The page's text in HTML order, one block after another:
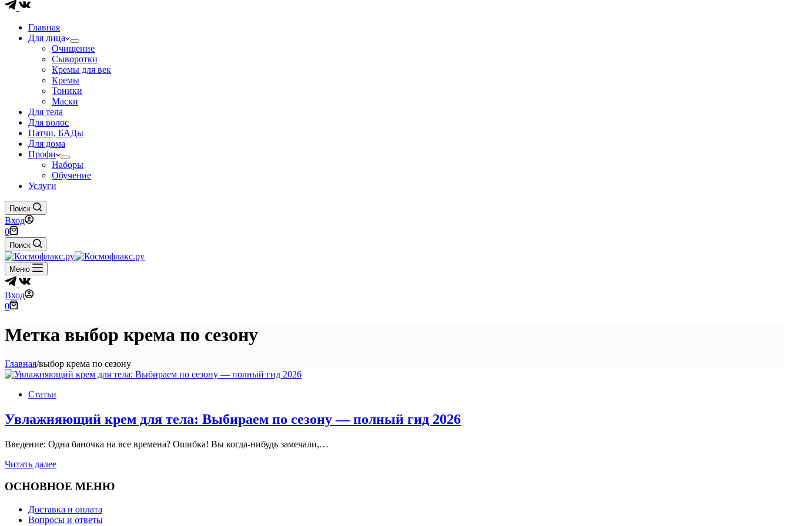
Главная
Для лица
Очищение
Сыворотки
Кремы для век
Кремы
Тоники
Маски
Для тела
Для волос
Патчи, БАДы
Для дома
Профи
Наборы
Обучение
Услуги
Поиск
Вход
Корзина
0
Поиск
Меню
Вход
Корзина
0
Метка выбор крема по сезону
Главная/выбор крема по сезону
Статьи
Увлажняющий крем для тела: Выбираем по сезону — полный гид 2026
Введение: Одна баночка на все времена? Ошибка! Вы когда-нибудь замечали,…
Читать далееУвлажняющий
для
Выбираем
по
ОСНОВНОЕ МЕНЮ
Доставка и оплата
Вопросы и ответы